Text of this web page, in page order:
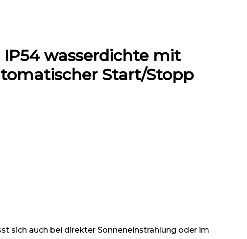
wasserdichte mit
Start/Stopp
sich auch bei direkter Sonneneinstrahlung oder im